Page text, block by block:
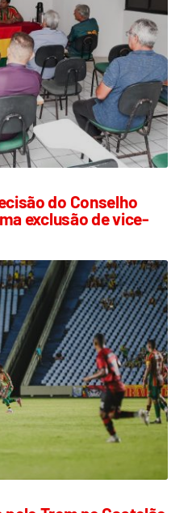
do Conselho
exclusão de vice-